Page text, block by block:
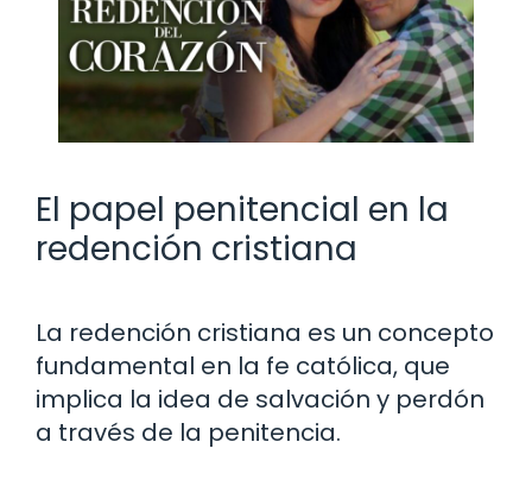
El papel penitencial en la
redención cristiana
La redención cristiana es un concepto
fundamental en la fe católica, que
implica la idea de salvación y perdón
a través de la penitencia.